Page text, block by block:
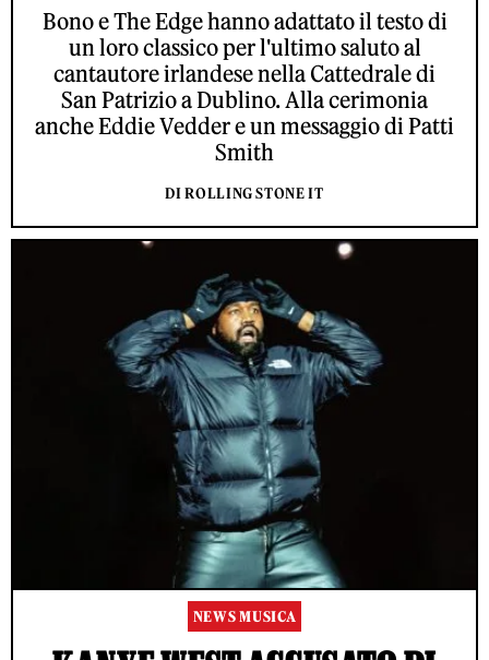
Bono e The Edge hanno adattato il testo di
un loro classico per l'ultimo saluto al
cantautore irlandese nella Cattedrale di
San Patrizio a Dublino. Alla cerimonia
anche Eddie Vedder e un messaggio di Patti
Smith
DI ROLLING STONE IT
NEWS MUSICA